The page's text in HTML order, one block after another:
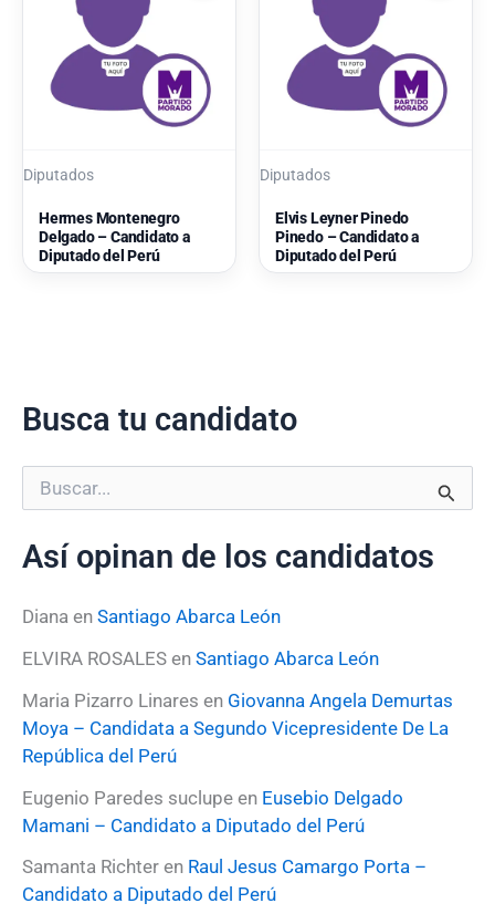
Diputados
Hermes Montenegro
Delgado – Candidato a
Diputado del Perú
Diputados
Elvis Leyner Pinedo
Pinedo – Candidato a
Diputado del Perú
Busca tu candidato
u
c
p
r
Así opinan de los candidatos
Diana en Santiago Abarca León
ELVIRA ROSALES en Santiago Abarca León
Maria Pizarro Linares en Giovanna Angela Demurtas
Moya – Candidata a Segundo Vicepresidente De La
República del Perú
Eugenio Paredes suclupe en Eusebio Delgado
Mamani – Candidato a Diputado del Perú
Samanta Richter en Raul Jesus Camargo Porta –
Candidato a Diputado del Perú